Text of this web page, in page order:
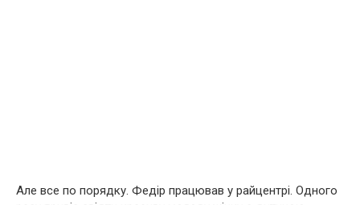
Але все по порядку. Федір працював у райцентрі. Одного